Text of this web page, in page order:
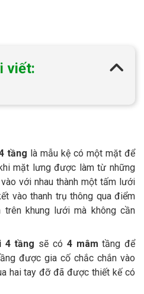
viết:
tầng là mẫu kệ có một mặt để
mặt lưng được làm từ những
với nhau thành một tấm lưới
vào thanh trụ thông qua điểm
khung lưới mà không cần
4 tầng sẽ có 4 mâm tầng để
được gia cố chắc chắn vào
hai tay đỡ đã được thiết kế có